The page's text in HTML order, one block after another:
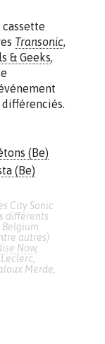
Transonic,
& Geeks,
(Be)
(Be)
City Sonic
différents
autres)
Now,
Leclerc,
Merde,